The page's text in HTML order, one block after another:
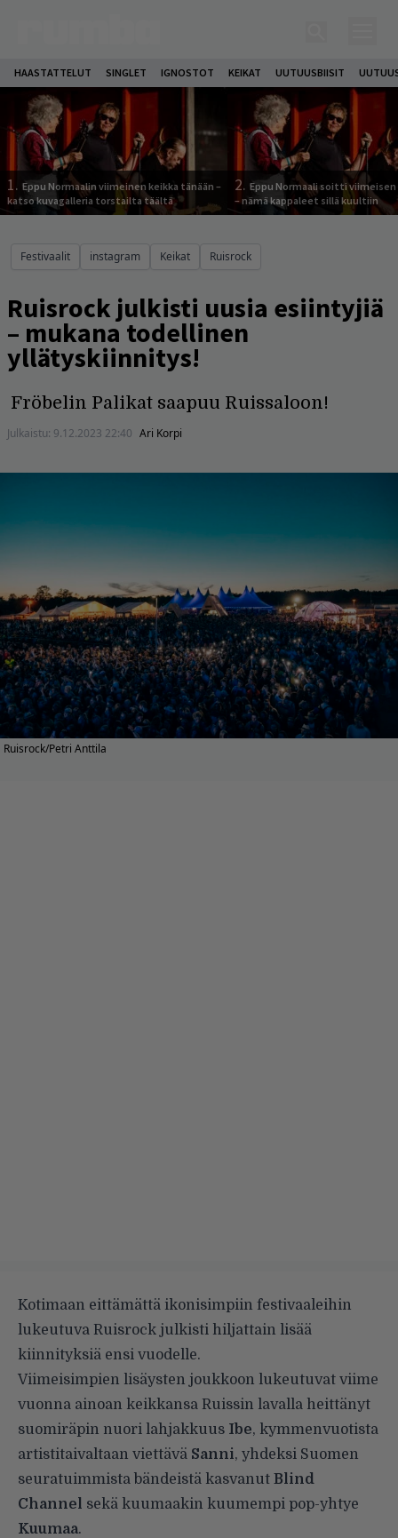
HAASTATTELUT SINGLET IGNOSTOT KEIKAT UUTUUSBIISIT
1. Eppu Normaalin viimeinen keikka tänään –
katso kuvagalleria torstailta täältä
2. Eppu Normaali soitti viimeisen
– nämä kappaleet sillä kuultiin
Festivaalit instagram Keikat Ruisrock
Ruisrock julkisti uusia esiintyjiä
– mukana todellinen
yllätyskiinnitys!
Fröbelin Palikat saapuu Ruissaloon!
Julkaistu: 9.12.2023 22:40 Ari Korpi
Ruisrock/Petri Anttila
Kotimaan eittämättä ikonisimpiin festivaaleihin
lukeutuva Ruisrock julkisti hiljattain lisää
kiinnityksiä ensi vuodelle.
Viimeisimpien lisäysten joukkoon lukeutuvat viime
vuonna ainoan keikkansa Ruissin lavalla heittänyt
suomiräpin nuori lahjakkuus Ibe, kymmenvuotista
artistitaivaltaan viettävä Sanni, yhdeksi Suomen
seuratuimmista bändeistä kasvanut Blind
Channel
sekä kuumaakin kuumempi pop-yhtye
Kuumaa.